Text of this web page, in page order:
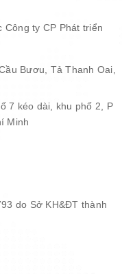
ty CP Phát triển
Bươu, Tả Thanh Oai,
7 kéo dài, khu phố 2, P
Minh
do Sở KH&ĐT thành